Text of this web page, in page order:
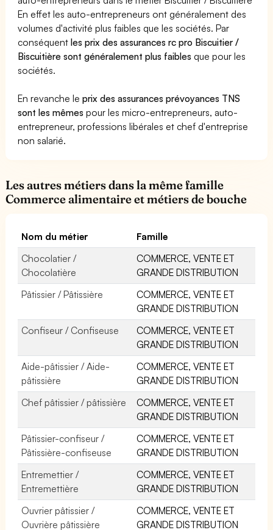
En effet les auto-entrepreneurs ont généralement des
volumes d'activité plus faibles que les sociétés. Par
conséquentles prix des assurances rc pro Biscuitier /
Biscuitière sont généralement plus faibles que pour les
sociétés.
En revanche leprix des assurances prévoyances TNS
sont les mêmes pour les micro-entrepreneurs, auto-
entrepreneur, professions libérales et chef d'entreprise
non salarié.
Les autres métiers dans la même famille
Commerce alimentaire et métiers de bouche
Nom du métier
Famille
Chocolatier /
Chocolatière
COMMERCE, VENTE ET
GRANDE DISTRIBUTION
Pâtissier / Pâtissière
COMMERCE, VENTE ET
GRANDE DISTRIBUTION
Confiseur / Confiseuse
COMMERCE, VENTE ET
GRANDE DISTRIBUTION
Aide-pâtissier / Aide-
pâtissière
COMMERCE, VENTE ET
GRANDE DISTRIBUTION
Chef pâtissier / pâtissière
COMMERCE, VENTE ET
GRANDE DISTRIBUTION
Pâtissier-confiseur /
Pâtissière-confiseuse
COMMERCE, VENTE ET
GRANDE DISTRIBUTION
Entremettier /
Entremettière
COMMERCE, VENTE ET
GRANDE DISTRIBUTION
Ouvrier pâtissier /
Ouvrière pâtissière
COMMERCE, VENTE ET
GRANDE DISTRIBUTION